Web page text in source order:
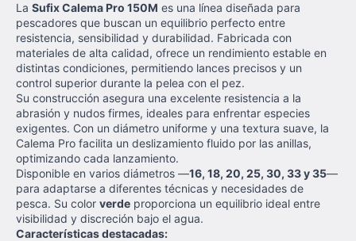
La Sufix Calema Pro 150M es una línea diseñada para
pescadores que buscan un equilibrio perfecto entre
resistencia, sensibilidad y durabilidad. Fabricada con
materiales de alta calidad, ofrece un rendimiento estable en
distintas condiciones, permitiendo lances precisos y un
control superior durante la pelea con el pez.
Su construcción asegura una excelente resistencia a la
abrasión y nudos firmes, ideales para enfrentar especies
exigentes. Con un diámetro uniforme y una textura suave, la
Calema Pro facilita un deslizamiento fluido por las anillas,
optimizando cada lanzamiento.
Disponible en varios diámetros —16, 18, 20, 25, 30, 33 y 35—
para adaptarse a diferentes técnicas y necesidades de
pesca. Su color verde proporciona un equilibrio ideal entre
visibilidad y discreción bajo el agua.
Características destacadas: